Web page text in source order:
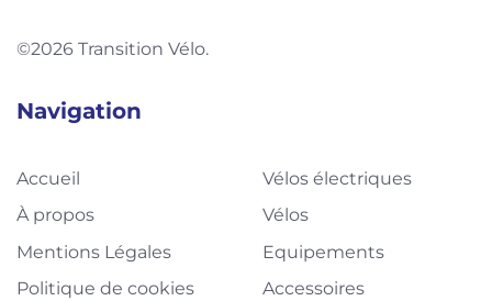
©2026 Transition Vélo.
Navigation
Accueil
À propos
Mentions Légales
Politique de cookies
Vélos électriques
Vélos
Equipements
Accessoires